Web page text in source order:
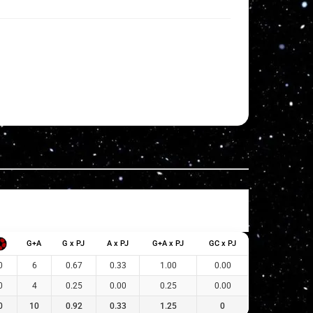
G+A G x PJ A x PJ G+A x PJ GC x PJ
6 0.67 0.33 1.00 0.00
4 0.25 0.00 0.25 0.00
10 0.92 0.33 1.25 0